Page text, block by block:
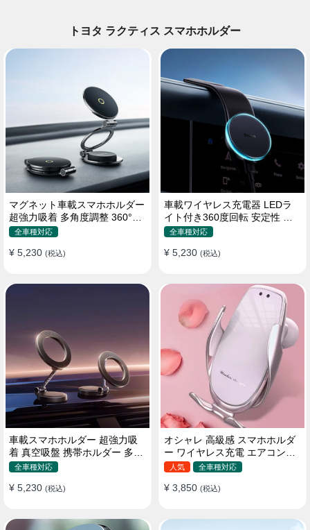
トヨタ ラクティス スマホホルダー
マグネット車載スマホホルダー
超強力吸着 多角度調整 360°回
転な台座 車用ホルダー 折りた
全機種対応
全車種対応
¥ 5,230 (税込)
車載ワイヤレス充電器 LEDラ
イト付き360度回転 安定性 粘
着ゲル吸盤＆エアコン吹き出し
イヤレス充電 スマホホルダー
全車種対応
¥ 5,230 (税込)
車載スマホホルダー 超強力吸
着 真空吸盤 携帯ホルダー 多角
度調整 360°回転な台座 車用ホ
カー用品 全機種対応
全車種対応
¥ 5,230 (税込)
オシャレ 高級感 スマホホルダ
ー ワイヤレス充電 エアコン吹
き出し口/ 吸盤タイプ 女性
人気 全車種対応
¥ 3,850 (税込)